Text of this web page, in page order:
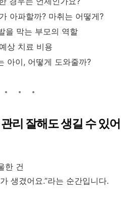
아파할까? 마취는 어떻게?
을 막는 부모의 역할
상 치료 비용
아이, 어떻게 도와줄까?
리 잘해도 생길 수 있어
한 건
생겼어요.”라는 순간입니다.